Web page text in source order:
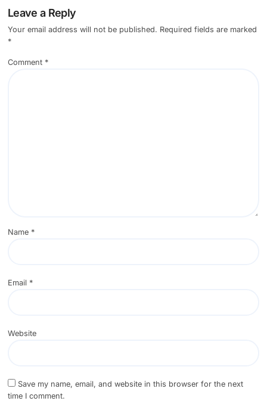
Leave a Reply
Your email address will not be published. Required fields are marked
*
Comment *
Name *
Email *
Website
Save my name, email, and website in this browser for the next
time I comment.